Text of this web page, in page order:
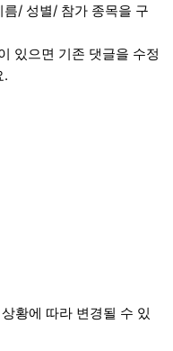
/ 성별/ 참가 종목을 구
있으면 기존 댓글을 수정
.
황에 따라 변경될 수 있